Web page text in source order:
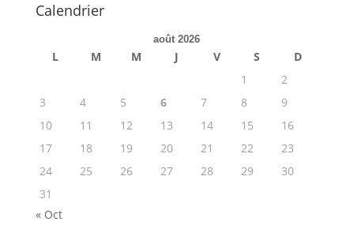
Calendrier
août 2026
L M M J V S
D
1
2
3
4 5 6 7 8
9
10
11 12 13 14 15
16
17
18 19 20 21 22
23
24
25 26 27 28 29
30
31
« Oct